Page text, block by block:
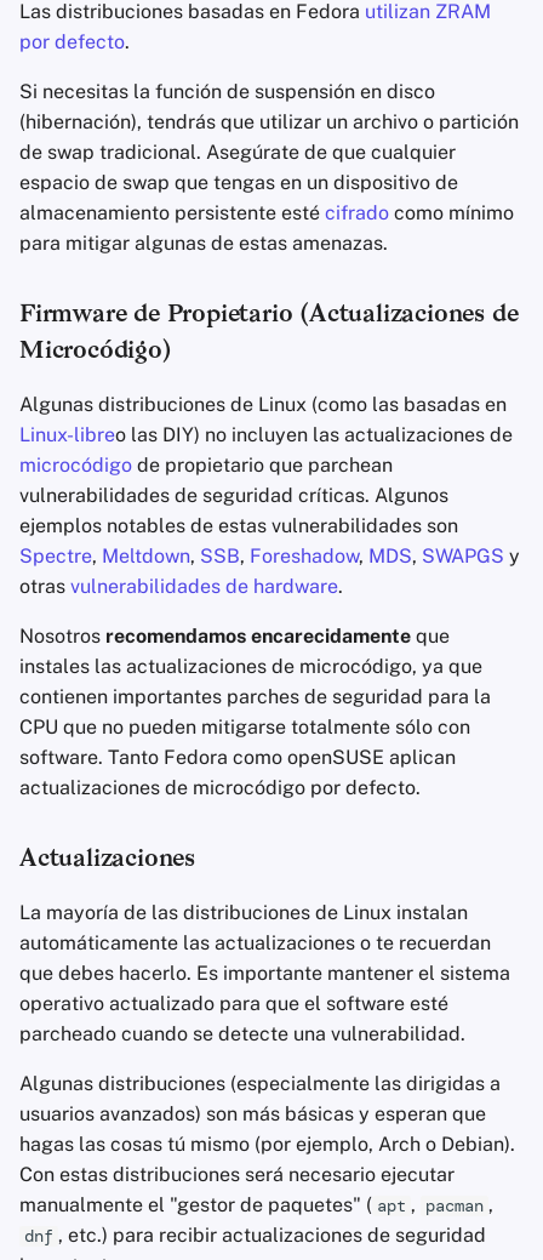
Las distribuciones basadas en Fedora utilizan ZRAM
por defecto.
Si necesitas la función de suspensión en disco
(hibernación), tendrás que utilizar un archivo o partición
de swap tradicional. Asegúrate de que cualquier
espacio de swap que tengas en un dispositivo de
almacenamiento persistente esté cifrado como mínimo
para mitigar algunas de estas amenazas.
Firmware de Propietario (Actualizaciones de
Microcódigo)
Algunas distribuciones de Linux (como las basadas en
Linux-libreo las DIY) no incluyen las actualizaciones de
microcódigo de propietario que parchean
vulnerabilidades de seguridad críticas. Algunos
ejemplos notables de estas vulnerabilidades son
Spectre, Meltdown, SSB, Foreshadow, MDS, SWAPGS y
otras vulnerabilidades de hardware.
Nosotros recomendamos encarecidamente que
instales las actualizaciones de microcódigo, ya que
contienen importantes parches de seguridad para la
CPU que no pueden mitigarse totalmente sólo con
software. Tanto Fedora como openSUSE aplican
actualizaciones de microcódigo por defecto.
Actualizaciones
La mayoría de las distribuciones de Linux instalan
automáticamente las actualizaciones o te recuerdan
que debes hacerlo. Es importante mantener el sistema
operativo actualizado para que el software esté
parcheado cuando se detecte una vulnerabilidad.
Algunas distribuciones (especialmente las dirigidas a
usuarios avanzados) son más básicas y esperan que
hagas las cosas tú mismo (por ejemplo, Arch o Debian).
Con estas distribuciones será necesario ejecutar
manualmente el "gestor de paquetes" ( apt , pacman ,
dnf , etc.) para recibir actualizaciones de seguridad